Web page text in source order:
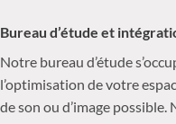
Bureau d’étude et
Notre bureau d’étude
l’optimisation de votre
de son ou d’image possible.